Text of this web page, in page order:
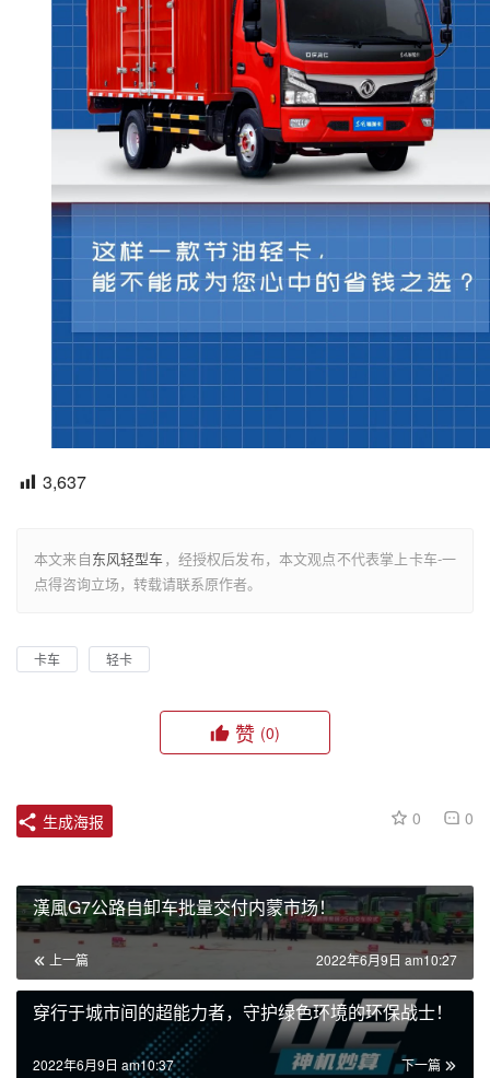
3,637
本文来自东风轻型车，经授权后发布，本文观点不代表掌上卡车-一
点得咨询立场，转载请联系原作者。
卡车 轻卡
赞 (0)
0 0
生成海报
漢風G7公路自卸车批量交付内蒙市场！
上一篇 2022年6月9日 am10:27
穿行于城市间的超能力者，守护绿色环境的环保战士！
下一篇
2022年6月9日 am10:37